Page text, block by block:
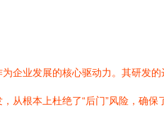
企业发展的核心驱动力。其研发
从根本上杜绝了“后门”风险，确